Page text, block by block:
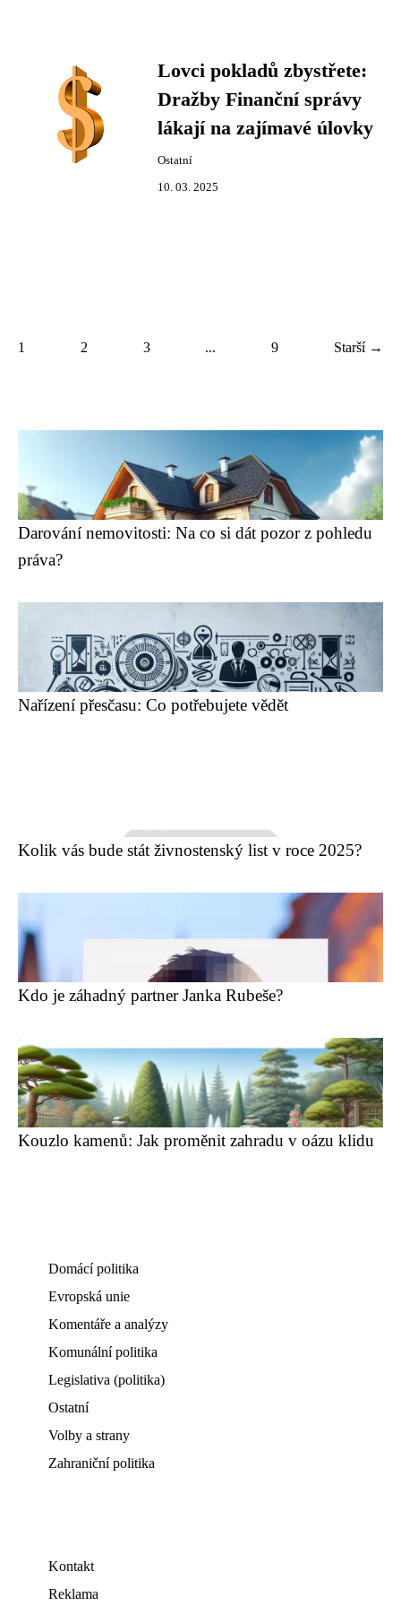
Lovci pokladů zbystřete:
Dražby Finanční správy
lákají na zajímavé úlovky
Ostatní
10. 03. 2025
1 2 3 ... 9 Starší →
Darování nemovitosti: Na co si dát pozor z pohledu
práva?
Nařízení přesčasu: Co potřebujete vědět
Kolik vás bude stát živnostenský list v roce 2025?
Kdo je záhadný partner Janka Rubeše?
Kouzlo kamenů: Jak proměnit zahradu v oázu klidu
Domácí politika
Evropská unie
Komentáře a analýzy
Komunální politika
Legislativa (politika)
Ostatní
Volby a strany
Zahraniční politika
Kontakt
Reklama